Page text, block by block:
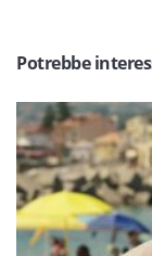
Potrebbe